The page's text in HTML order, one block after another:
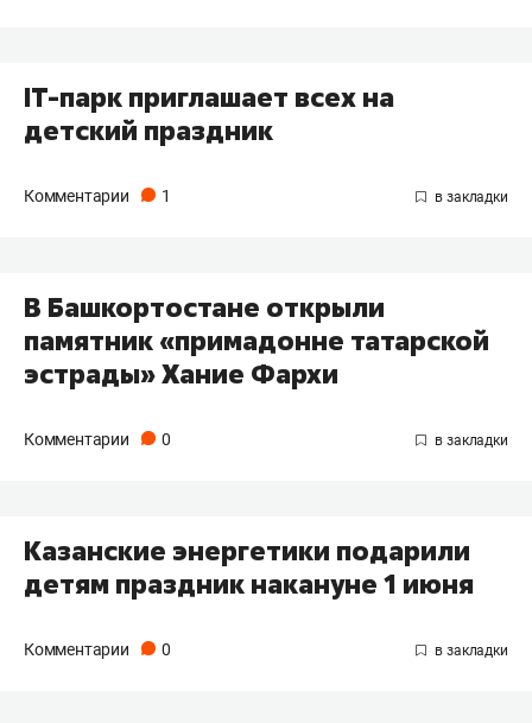
IT-парк приглашает всех на
детский праздник
Комментарии 1
В Башкортостане открыли
памятник «примадонне татарской
эстрады» Хание Фархи
Комментарии 0
Казанские энергетики подарили
детям праздник накануне 1 июня
Комментарии 0